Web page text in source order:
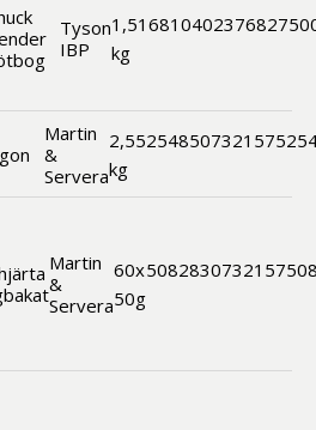
Tyson
IBP
1,5
kg
168104
Martin
&
Servera
2,5
kg
525485
Martin
&
Servera
60x
50g
508283